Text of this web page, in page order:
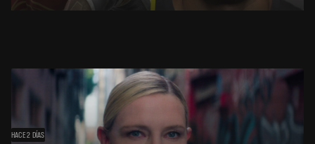
HACE 2 DÍAS